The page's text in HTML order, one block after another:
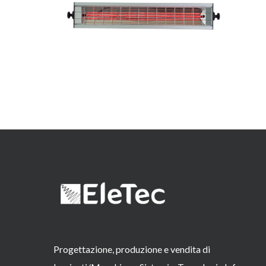
Progettazione, produzione e vendita di